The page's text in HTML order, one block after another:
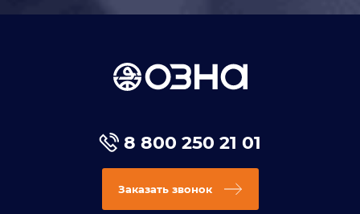
8 800 250 21 01
Заказать звонок